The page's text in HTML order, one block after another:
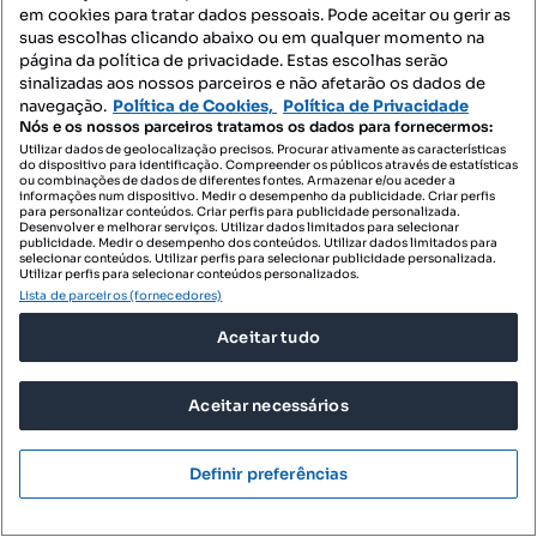
em cookies para tratar dados pessoais. Pode aceitar ou gerir as
suas escolhas clicando abaixo ou em qualquer momento na
página da política de privacidade. Estas escolhas serão
sinalizadas aos nossos parceiros e não afetarão os dados de
navegação. Política de Cookies, Política de Privacidade
Nós e os nossos parceiros tratamos os dados para fornecermos:
Utilizar dados de geolocalização precisos. Procurar ativamente as características
do dispositivo para identificação. Compreender os públicos através de estatísticas
ou combinações de dados de diferentes fontes. Armazenar e/ou aceder a
informações num dispositivo. Medir o desempenho da publicidade. Criar perfis
para personalizar conteúdos. Criar perfis para publicidade personalizada.
Desenvolver e melhorar serviços. Utilizar dados limitados para selecionar
publicidade. Medir o desempenho dos conteúdos. Utilizar dados limitados para
selecionar conteúdos. Utilizar perfis para selecionar publicidade personalizada.
Utilizar perfis para selecionar conteúdos personalizados.
Lista de parceiros (fornecedores)
Aceitar tudo
Aceitar necessários
Definir preferências